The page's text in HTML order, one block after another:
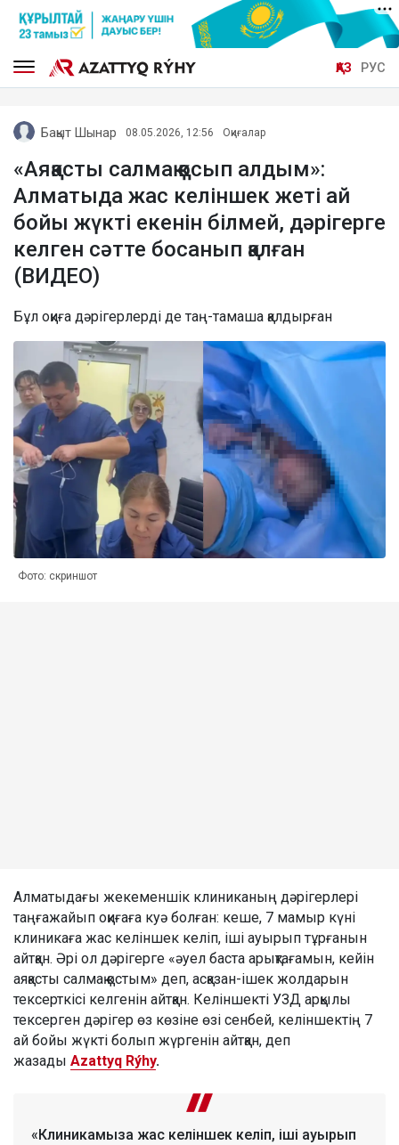
ҚАЗ РУС
Бақыт Шынар 08.05.2026, 12:56 Оқиғалар
«Аяқасты салмақ қосып алдым»:
Алматыда жас келіншек жеті ай
бойы жүкті екенін білмей, дәрігерге
келген сәтте босанып қалған
(ВИДЕО)
Бұл оқиға дәрігерлерді де таң-тамаша қалдырған
Фото: скриншот
Алматыдағы жекеменшік клиниканың дәрігерлері
таңғажайып оқиғаға куә болған: кеше, 7 мамыр күні
клиникаға жас келіншек келіп, іші ауырып тұрғанын
айтқан. Әрі ол дәрігерге «әуел баста арықтағамын, кейін
аяқасты салмақ қостым» деп, асқазан-ішек жолдарын
тексерткісі келгенін айтқан. Келіншекті УЗД арқылы
тексерген дәрігер өз көзіне өзі сенбей, келіншектің 7
ай бойы жүкті болып жүргенін айтқан, деп
жазады Azattyq Rýhy.
«Клиникамыза жас келіншек келіп, іші ауырып